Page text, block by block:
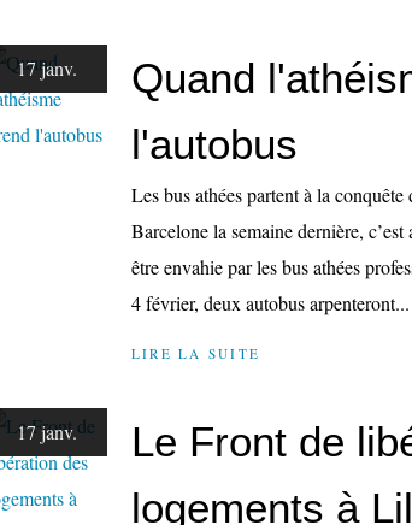
17 janv.
Quand
l'autobus
Les bus athées partent à la
Barcelone la semaine dernière,
être envahie par les bus athées
4 février, deux autobus arpenteront...
LIRE LA SUITE
17 janv.
Le Front de
logements à